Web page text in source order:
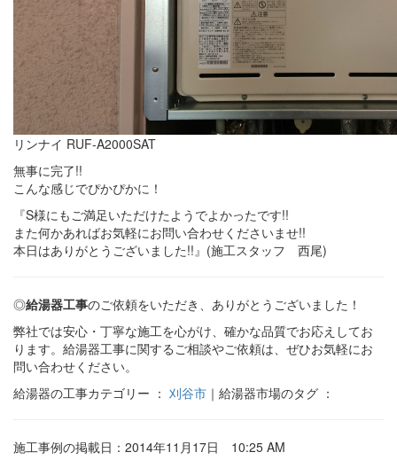
リンナイ RUF-A2000SAT
無事に完了!!
こんな感じでぴかぴかに！
『S様にもご満足いただけたようでよかったです!!
また何かあればお気軽にお問い合わせくださいませ!!
本日はありがとうございました!!』(施工スタッフ 西尾)
◎給湯器工事のご依頼をいただき、ありがとうございました！
弊社では安心・丁寧な施工を心がけ、確かな品質でお応えしてお
ります。給湯器工事に関するご相談やご依頼は、ぜひお気軽にお
問い合わせください。
給湯器の工事カテゴリー ： 刈谷市 ｜給湯器市場のタグ ：
施工事例の掲載日：2014年11月17日 10:25 AM